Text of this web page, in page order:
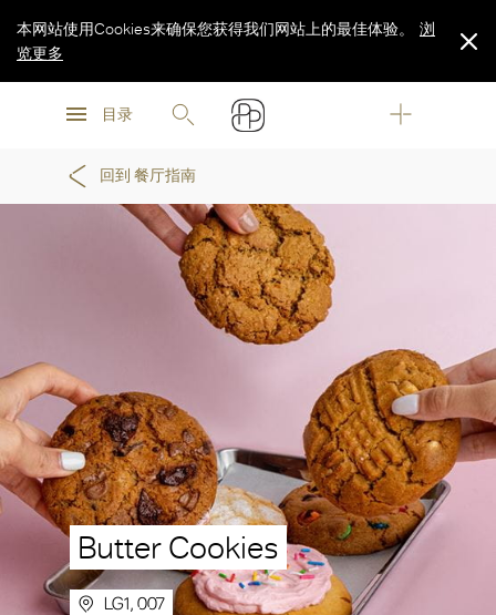
浏
目录
本网站使用Cookies来确保您获得我们网站上的最佳体验。
浏
览更多
回到 餐厅指南
Butter Cookies
LG1, 007